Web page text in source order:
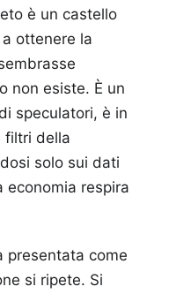
è un castello
ottenere la
non esiste. È un
speculatori, è in
filtri della
solo sui dati
respira
presentata come
si ripete. Si